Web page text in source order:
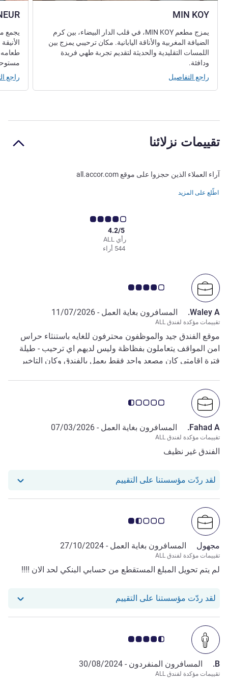
MIN KOY
يمزج مطعم MIN KOY، في قلب الدار البيضاء، بين كرم
الضيافة المغربية والأناقة اليابانية. مكان ترحيبي يمزج بين
اللمسات التقليدية والحديثة لتقديم تجربة طهي فريدة
ودافئة.
راجع التفاصيل
طعامه
راجع
تقييمات نزلائنا
آراء العملاء الذين حجزوا على موقع all.accor.com
اطّلع على المزيد
رأي ALL
4.2/5
544 أراء
ملاحظة أراء العملاء 4.0/5
Waley A. المسافرون بغاية العمل - 11/07/2026
تقييمات مؤكدة لفندق ALL
موقع الفندق جيد والموظفون محترفون للغايه باستنثاء حراس
امن المواقف يتعاملون بفظاظة وليس لديهم اي ترحيب - طيلة
فترة اقامتي كان مصعد واحد فقط يعمل بالفندق وكان التاخير
ملاحظة أراء العملاء 0.5/5
Fahad A. المسافرون بغاية العمل - 07/03/2026
تقييمات مؤكدة لفندق ALL
الفندق غير نظيف
لقد ردّت مؤسستنا على التقييم استجاب فندقنا للمراجعة من Fahad A.
ملاحظة أراء العملاء 1.5/5
مجهول المسافرون بغاية العمل - 27/10/2024
تقييمات مؤكدة لفندق ALL
لم يتم تحويل المبلغ المستقطع من حسابي البنكي لحد الان !!!!
لقد ردّت مؤسستنا على التقييم استجاب فندقنا للمراجعة من null
ملاحظة أراء العملاء 4.5/5
B. المسافرون المنفردون - 30/08/2024
تقييمات مؤكدة لفندق ALL